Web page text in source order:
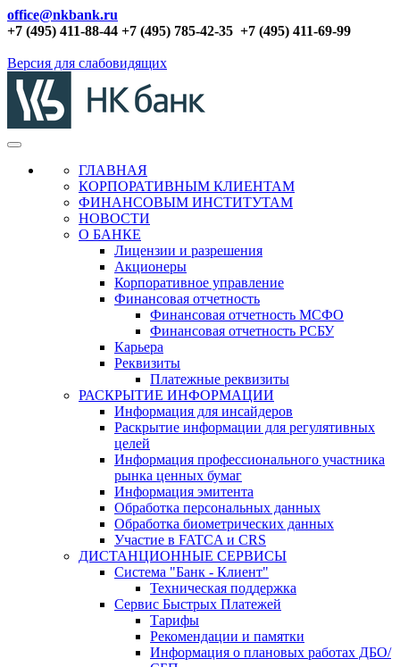
office@nkbank.ru
+7 (495) 411-88-44 +7 (495) 785-42-35 +7 (495) 411-69-99
Версия для слабовидящих
ГЛАВНАЯ
КОРПОРАТИВНЫМ КЛИЕНТАМ
ФИНАНСОВЫМ ИНСТИТУТАМ
НОВОСТИ
О БАНКЕ
Лицензии и разрешения
Акционеры
Корпоративное управление
Финансовая отчетность
Финансовая отчетность МСФО
Финансовая отчетность РСБУ
Карьера
Реквизиты
Платежные реквизиты
РАСКРЫТИЕ ИНФОРМАЦИИ
Информация для инсайдеров
Раскрытие информации для регулятивных
целей
Информация профессионального участника
рынка ценных бумаг
Информация эмитента
Обработка персональных данных
Обработка биометрических данных
Участие в FATCA и CRS
ДИСТАНЦИОННЫЕ СЕРВИСЫ
Система "Банк - Клиент"
Техническая поддержка
Сервис Быстрых Платежей
Тарифы
Рекомендации и памятки
Информация о плановых работах ДБО/